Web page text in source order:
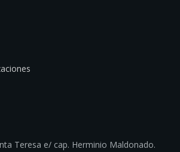
Teresa e/ cap. Herminio Maldonado.